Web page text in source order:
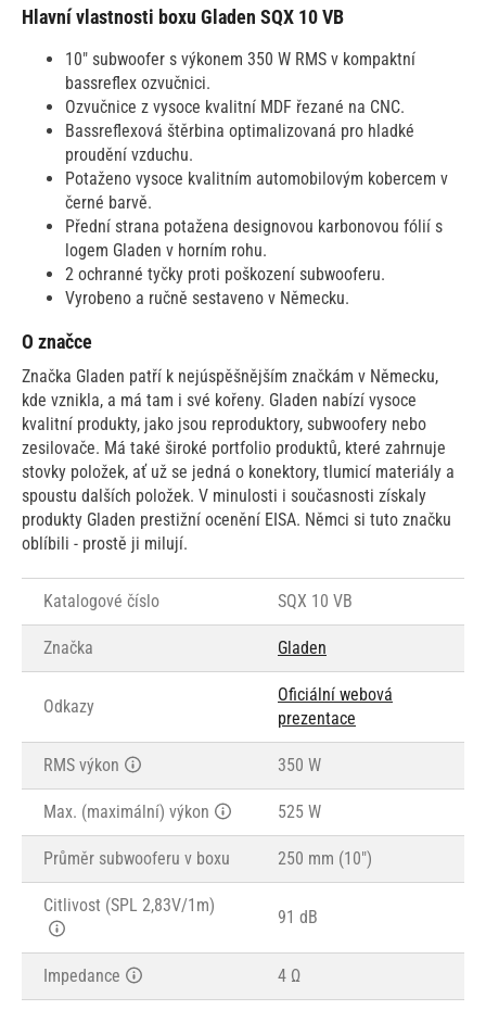
Hlavní vlastnosti boxu Gladen SQX 10 VB
10" subwoofer s výkonem 350 W RMS v kompaktní
bassreflex ozvučnici.
Ozvučnice z vysoce kvalitní MDF řezané na CNC.
Bassreflexová štěrbina optimalizovaná pro hladké
proudění vzduchu.
Potaženo vysoce kvalitním automobilovým kobercem v
černé barvě.
Přední strana potažena designovou karbonovou fólií s
logem Gladen v horním rohu.
2 ochranné tyčky proti poškození subwooferu.
Vyrobeno a ručně sestaveno v Německu.
O značce
Značka Gladen patří k nejúspěšnějším značkám v Německu,
kde vznikla, a má tam i své kořeny. Gladen nabízí vysoce
kvalitní produkty, jako jsou reproduktory, subwoofery nebo
zesilovače. Má také široké portfolio produktů, které zahrnuje
stovky položek, ať už se jedná o konektory, tlumicí materiály a
spoustu dalších položek. V minulosti i současnosti získaly
produkty Gladen prestižní ocenění EISA. Němci si tuto značku
oblíbili - prostě ji milují.
Katalogové číslo SQX 10 VB
Značka Gladen
Odkazy
Oficiální webová
prezentace
RMS výkon 350 W
Max. (maximální) výkon 525 W
Průměr subwooferu v boxu 250 mm (10")
Citlivost (SPL 2,83V/1m)
91 dB
Impedance 4 Ω